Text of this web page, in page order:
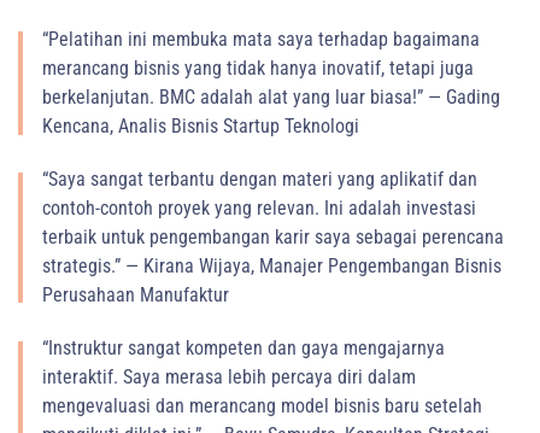
“Pelatihan ini membuka mata saya terhadap bagaimana
merancang bisnis yang tidak hanya inovatif, tetapi juga
berkelanjutan. BMC adalah alat yang luar biasa!” — Gading
Kencana, Analis Bisnis Startup Teknologi
“Saya sangat terbantu dengan materi yang aplikatif dan
contoh-contoh proyek yang relevan. Ini adalah investasi
terbaik untuk pengembangan karir saya sebagai perencana
strategis.” — Kirana Wijaya, Manajer Pengembangan Bisnis
Perusahaan Manufaktur
“Instruktur sangat kompeten dan gaya mengajarnya
interaktif. Saya merasa lebih percaya diri dalam
mengevaluasi dan merancang model bisnis baru setelah